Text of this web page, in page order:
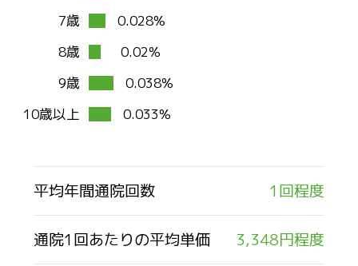
7歳
0.028%
8歳
0.02%
9歳
0.038%
10歳以上
0.033%
平均年間通院回数 1回程度
通院1回あたりの平均単価 3,348円程度